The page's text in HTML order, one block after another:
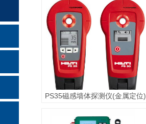
PS35磁感墙体探测仪(金属定位)